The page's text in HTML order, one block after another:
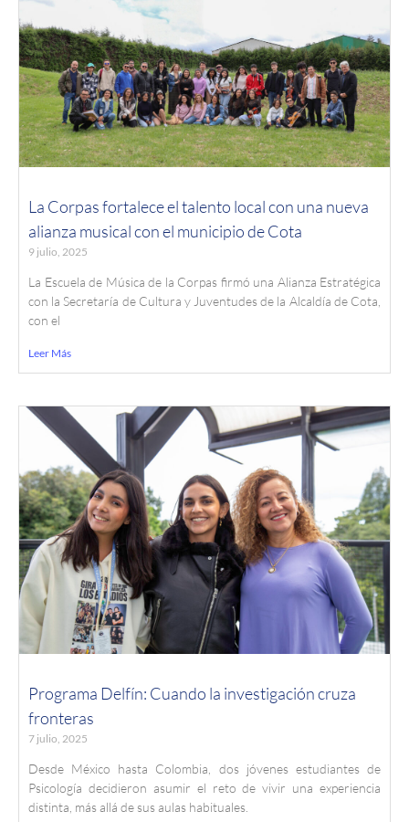
La Corpas fortalece el talento local con una nueva
alianza musical con el municipio de Cota
9 julio, 2025
La Escuela de Música de la Corpas firmó una Alianza Estratégica
con la Secretaría de Cultura y Juventudes de la Alcaldía de Cota,
con el
Leer Más
Programa Delfín: Cuando la investigación cruza
fronteras
7 julio, 2025
Desde México hasta Colombia, dos jóvenes estudiantes de
Psicología decidieron asumir el reto de vivir una experiencia
distinta, más allá de sus aulas habituales.